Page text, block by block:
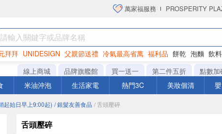
萬家福服務 PROSPERITY
拜拜 UNIDESIGN 父親節送禮 冷氣最高省萬 福利品 餅乾 泡麵 飲料
巧克力 罐頭 衛生紙
線上商城 品牌旗艦館 買一送一 第二件五折 點數加
米油沖泡 生活家電 熱門3C 美妝個清
起始日早上9:00起) / 銀髮友善食品 / 舌頭壓碎
舌頭壓碎